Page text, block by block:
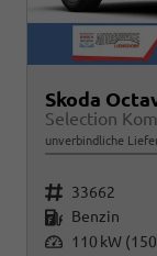
Skoda
unverbindliche
Fahrzeugnr. 33662
Kraftstoff Benzin
Leistung 110 kW (150